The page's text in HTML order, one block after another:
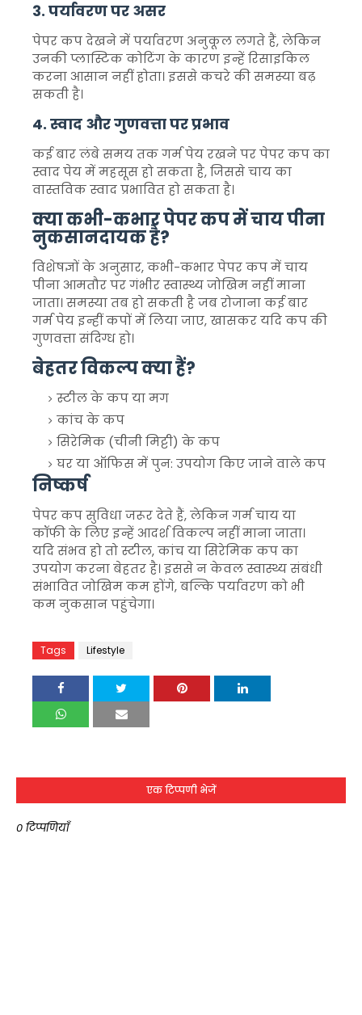
3. पर्यावरण पर असर
पेपर कप देखने में पर्यावरण अनुकूल लगते हैं, लेकिन
उनकी प्लास्टिक कोटिंग के कारण इन्हें रिसाइकिल
करना आसान नहीं होता। इससे कचरे की समस्या बढ़
सकती है।
4. स्वाद और गुणवत्ता पर प्रभाव
कई बार लंबे समय तक गर्म पेय रखने पर पेपर कप का
स्वाद पेय में महसूस हो सकता है, जिससे चाय का
वास्तविक स्वाद प्रभावित हो सकता है।
क्या कभी-कभार पेपर कप में चाय पीना
नुकसानदायक है?
विशेषज्ञों के अनुसार, कभी-कभार पेपर कप में चाय
पीना आमतौर पर गंभीर स्वास्थ्य जोखिम नहीं माना
जाता। समस्या तब हो सकती है जब रोजाना कई बार
गर्म पेय इन्हीं कपों में लिया जाए, खासकर यदि कप की
गुणवत्ता संदिग्ध हो।
बेहतर विकल्प क्या हैं?
स्टील के कप या मग
कांच के कप
सिरेमिक (चीनी मिट्टी) के कप
घर या ऑफिस में पुन: उपयोग किए जाने वाले कप
निष्कर्ष
पेपर कप सुविधा जरूर देते हैं, लेकिन गर्म चाय या
कॉफी के लिए इन्हें आदर्श विकल्प नहीं माना जाता।
यदि संभव हो तो स्टील, कांच या सिरेमिक कप का
उपयोग करना बेहतर है। इससे न केवल स्वास्थ्य संबंधी
संभावित जोखिम कम होंगे, बल्कि पर्यावरण को भी
कम नुकसान पहुंचेगा।
Tags Lifestyle
एक टिप्पणी भेजें
0 टिप्पणियाँ